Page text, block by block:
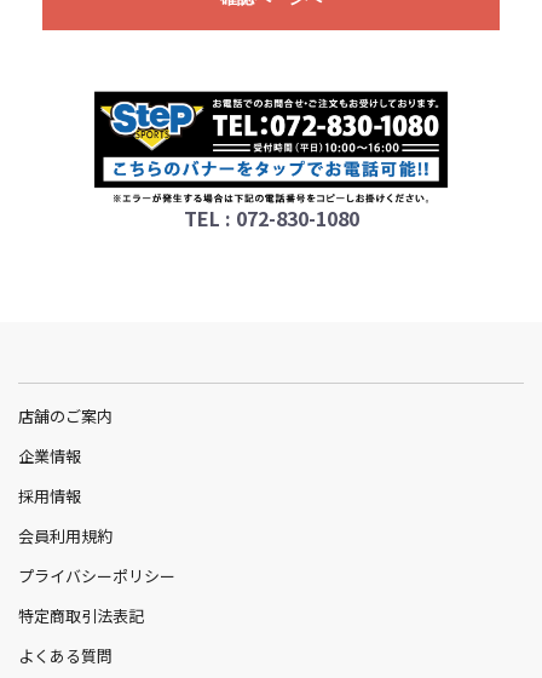
TEL : 072-830-1080
店舗のご案内
企業情報
採用情報
会員利用規約
プライバシーポリシー
特定商取引法表記
よくある質問